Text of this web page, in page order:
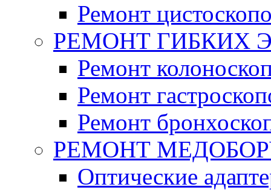
Ремонт
РЕМОНТ ГИБКИХ
Ремонт
Ремонт
Ремонт
РЕМОНТ
Оптические